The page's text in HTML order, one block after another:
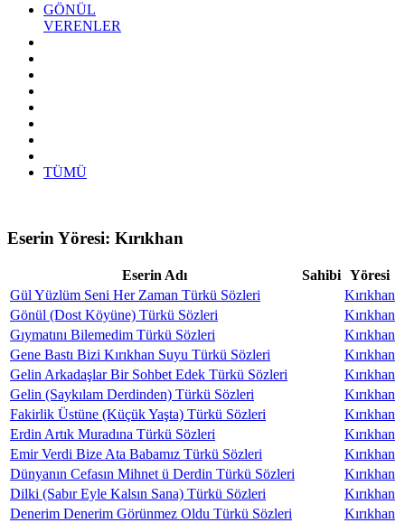
GÖNÜL
VERENLER
TÜMÜ
Eserin Yöresi: Kırıkhan
Eserin Adı Sahibi Yöresi
Gül Yüzlüm Seni Her Zaman Türkü Sözleri
Kırıkhan
Gönül (Dost Köyüne) Türkü Sözleri
Kırıkhan
Gıymatını Bilemedim Türkü Sözleri
Kırıkhan
Gene Bastı Bizi Kırıkhan Suyu Türkü Sözleri
Kırıkhan
Gelin Arkadaşlar Bir Sohbet Edek Türkü Sözleri
Kırıkhan
Gelin (Saykılam Derdinden) Türkü Sözleri
Kırıkhan
Fakirlik Üstüne (Küçük Yaşta) Türkü Sözleri
Kırıkhan
Erdin Artık Muradına Türkü Sözleri
Kırıkhan
Emir Verdi Bize Ata Babamız Türkü Sözleri
Kırıkhan
Dünyanın Cefasın Mihnet ü Derdin Türkü Sözleri
Kırıkhan
Dilki (Sabır Eyle Kalsın Sana) Türkü Sözleri
Kırıkhan
Denerim Denerim Görünmez Oldu Türkü Sözleri
Kırıkhan